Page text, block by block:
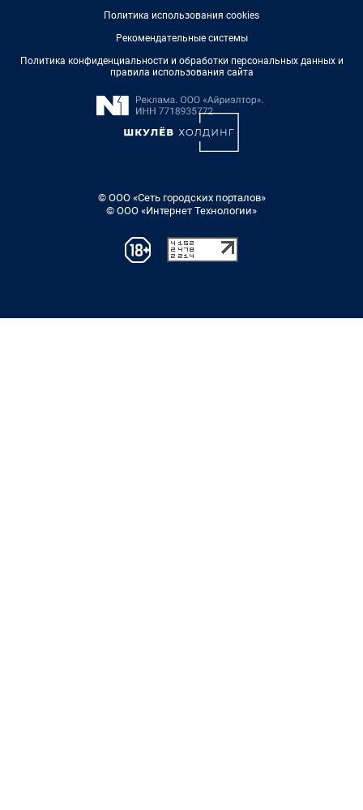
Политика использования cookies
Рекомендательные системы
Политика конфиденциальности и обработки персональных данных и
правила использования сайта
© ООО «Сеть городских порталов»
© ООО «Интернет Технологии»